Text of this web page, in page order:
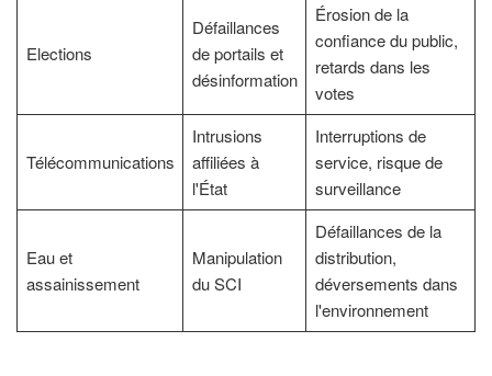
Elections
Défaillances
de portails et
désinformation
Érosion de la
confiance du public,
retards dans les
votes
Télécommunications
Intrusions
affiliées à
l'État
Interruptions de
service, risque de
surveillance
Eau et
assainissement
Manipulation
du SCI
Défaillances de la
distribution,
déversements dans
l'environnement